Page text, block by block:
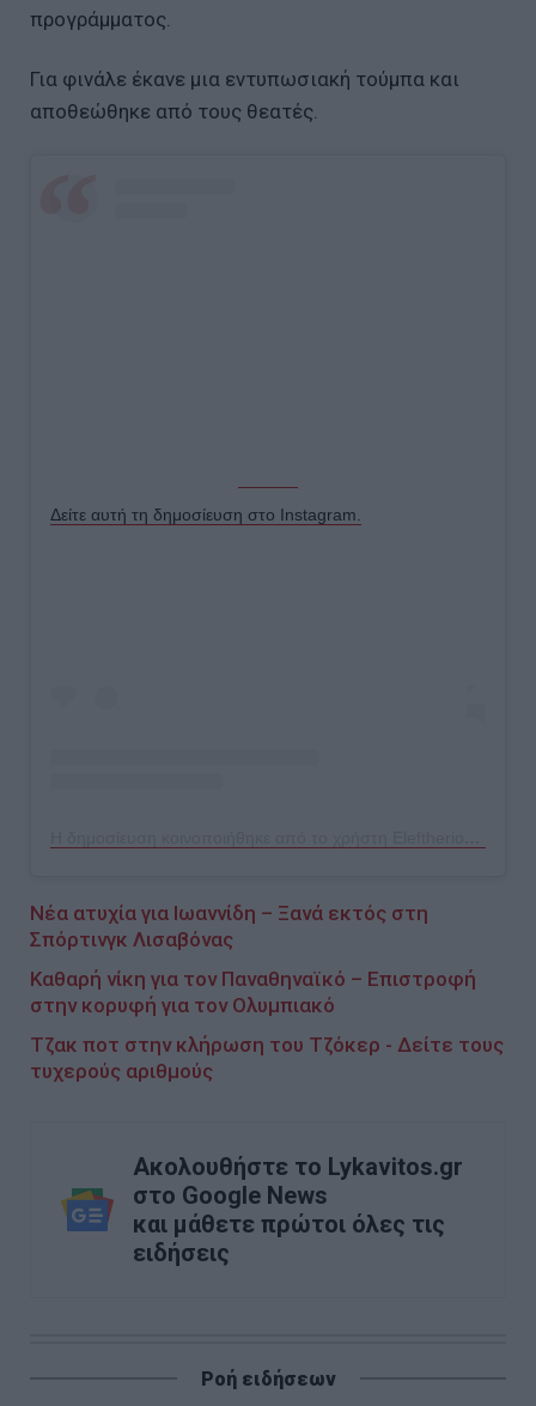
προγράμματος.
Για φινάλε έκανε μια εντυπωσιακή τούμπα και
αποθεώθηκε από τους θεατές.
Δείτε αυτή τη δημοσίευση στο Instagram.
Νέα ατυχία για Ιωαννίδη – Ξανά εκτός στη
Σπόρτινγκ Λισαβόνας
Καθαρή νίκη για τον Παναθηναϊκό – Επιστροφή
στην κορυφή για τον Ολυμπιακό
Τζακ ποτ στην κλήρωση του Τζόκερ - Δείτε τους
τυχερούς αριθμούς
Ακολουθήστε το Lykavitos.gr
στο Google News
και μάθετε πρώτοι όλες τις
ειδήσεις
Ροή ειδήσεων